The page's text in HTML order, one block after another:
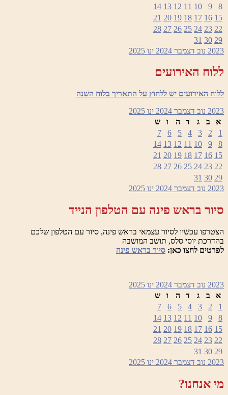
8
9
10
11
12
13
14
15
16
17
18
19
20
21
22
23
24
25
26
27
28
29
30
31
2023 נוב דצמבר 2024 ינו 2025
ללוח האירועים
ללוח האירועים יש ללחוץ על התאריך בלוח השנה
2023 נוב דצמבר 2024 ינו 2025
א
ב ג ד ה ו
ש
1
2
3
4
5
6
7
8
9
10
11
12
13
14
15
16
17
18
19
20
21
22
23
24
25
26
27
28
29
30
31
2023 נוב דצמבר 2024 ינו 2025
סיור בראש פינה עם הטלפון הנייד
הצטרפו עכשיו לסיור עצמאי בראש פינה, סיור עם הטלפון שלכם
בהדרכת יוסי סלס, תושב המושבה
לפרטים לחצו כאן: סיור בראש פינה
2023 נוב דצמבר 2024 ינו 2025
א
ב ג ד ה ו
ש
1
2
3
4
5
6
7
8
9
10
11
12
13
14
15
16
17
18
19
20
21
22
23
24
25
26
27
28
29
30
31
2023 נוב דצמבר 2024 ינו 2025
מי אנחנו?